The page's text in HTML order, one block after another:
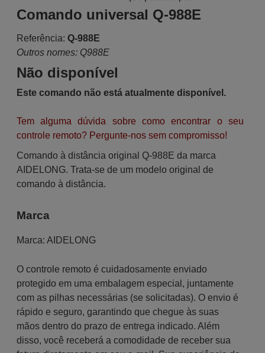
Comando universal Q-988E
Referência: Q-988E
Outros nomes: Q988E
Não disponível
Este comando não está atualmente disponível.
Tem alguma dúvida sobre como encontrar o seu
controle remoto? Pergunte-nos sem compromisso!
Comando à distância original Q-988E da marca
AIDELONG. Trata-se de um modelo original de
comando à distância.
Marca
Marca: AIDELONG
O controle remoto é cuidadosamente enviado
protegido em uma embalagem especial, juntamente
com as pilhas necessárias (se solicitadas). O envio é
rápido e seguro, garantindo que chegue às suas
mãos dentro do prazo de entrega indicado. Além
disso, você receberá a comodidade de receber sua